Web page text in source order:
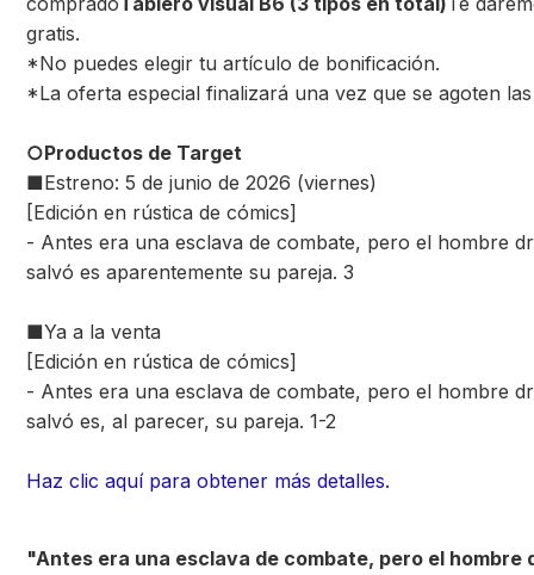
gratis.
*No puedes elegir tu artículo de bonificación.
*La oferta especial finalizará una vez que se agoten
○Productos de Target
■Estreno: 5 de junio de 2026 (viernes)
[Edición en rústica de cómics]
- Antes era una esclava de combate, pero el hombre
salvó es aparentemente su pareja. 3
■Ya a la venta
[Edición en rústica de cómics]
- Antes era una esclava de combate, pero el hombre
salvó es, al parecer, su pareja. 1-2
Haz clic aquí para obtener más detalles.
"Antes era una esclava de combate, pero el hombre